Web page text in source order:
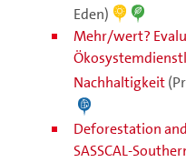
Eden)
Mehr/wert?
Nachhaltigkeit
Deforestation
SASSCAL-